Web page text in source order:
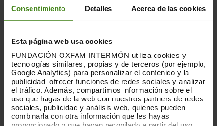
Consentimiento Detalles Acerca de las cookies
Esta página web usa cookies
FUNDACIÓN OXFAM INTERMÓN utiliza cookies y
tecnologías similares, propias y de terceros (por ejemplo,
Google Analytics) para personalizar el contenido y la
publicidad, ofrecer funciones de redes sociales y analizar
el tráfico. Además, compartimos información sobre el
uso que hagas de la web con nuestros partners de redes
sociales, publicidad y análisis web, quienes pueden
combinarla con otra información que les hayas